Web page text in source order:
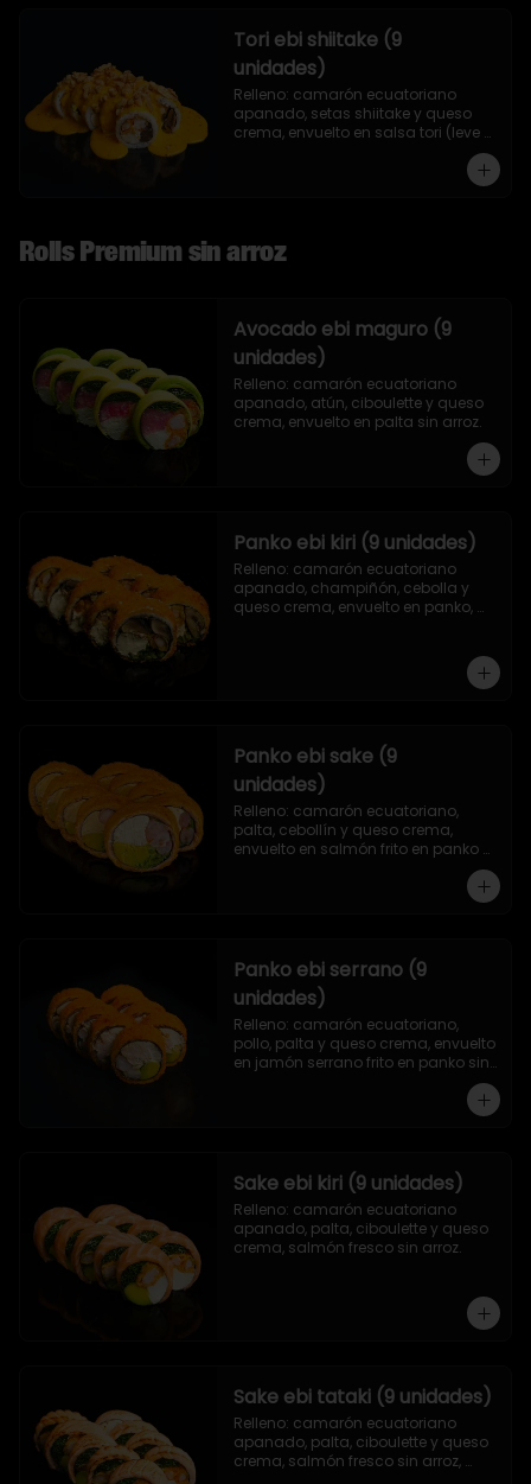
Tori ebi shiitake (9
unidades)
Relleno: camarón ecuatoriano
apanado, setas shiitake y queso
crema, envuelto en salsa tori (leve
Rolls Premium sin arroz
Avocado ebi maguro (9
unidades)
Relleno: camarón ecuatoriano
apanado, atún, ciboulette y queso
crema, envuelto en palta sin arroz.
Panko ebi kiri (9 unidades)
Relleno: camarón ecuatoriano
apanado, champiñón, cebolla y
queso crema, envuelto en panko,
Panko ebi sake (9
unidades)
Relleno: camarón ecuatoriano,
palta, cebollín y queso crema,
envuelto en salmón frito en panko
Panko ebi serrano (9
unidades)
Relleno: camarón ecuatoriano,
pollo, palta y queso crema, envuelto
en jamón serrano frito en panko sin
Sake ebi kiri (9 unidades)
Relleno: camarón ecuatoriano
apanado, palta, ciboulette y queso
crema, salmón fresco sin arroz.
Sake ebi tataki (9 unidades)
Relleno: camarón ecuatoriano
apanado, palta, ciboulette y queso
crema, salmón fresco sin arroz,